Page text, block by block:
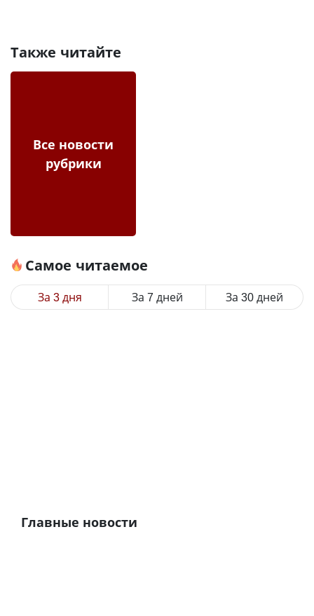
Также читайте
Все новости
рубрики
Самое читаемое
За 3 дня За 7 дней За 30 дней
Главные новости